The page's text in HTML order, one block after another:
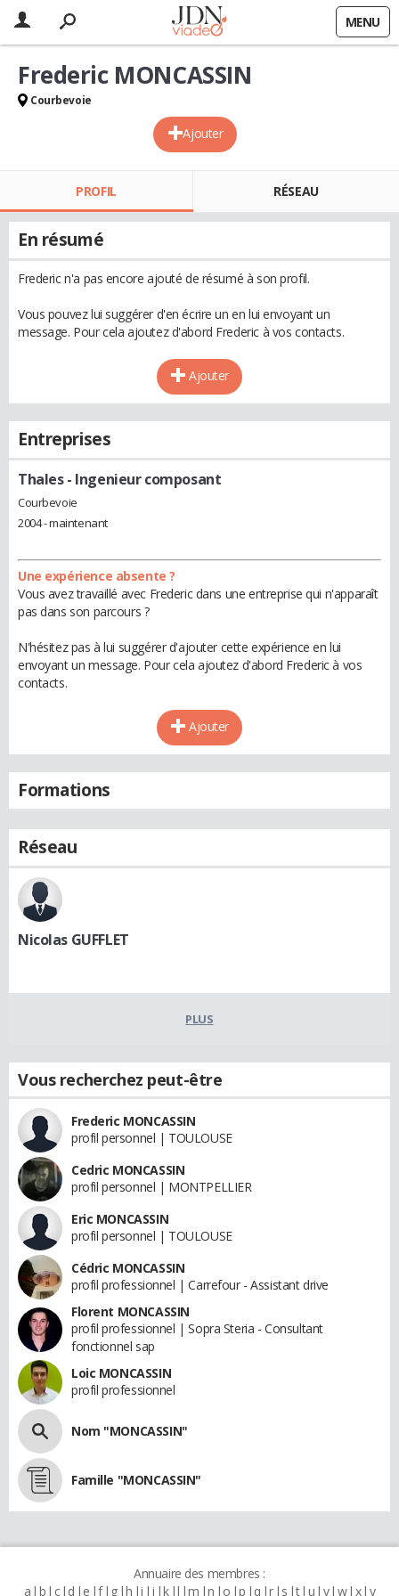
MENU
Ajouter
Frederic MONCASSIN
Courbevoie
PROFIL RÉSEAU
En résumé
Frederic n'a pas encore ajouté de résumé à son profil.
Vous pouvez lui suggérer d'en écrire un en lui envoyant un
message. Pour cela ajoutez d'abord Frederic à vos contacts.
Ajouter
Entreprises
Thales- Ingenieur composant
Courbevoie
2004 - maintenant
Une expérience absente ?
Vous avez travaillé avec Frederic dans une entreprise qui n'apparaît
pas dans son parcours ?
N'hésitez pas à lui suggérer d'ajouter cette expérience en lui
envoyant un message. Pour cela ajoutez d'abord Frederic à vos
contacts.
Ajouter
Formations
Réseau
Nicolas GUFFLET
PLUS
Vous recherchez peut-être
Frederic MONCASSIN
profil personnel | TOULOUSE
Cedric MONCASSIN
profil personnel | MONTPELLIER
Eric MONCASSIN
profil personnel | TOULOUSE
Cédric MONCASSIN
profil professionnel | Carrefour - Assistant drive
Florent MONCASSIN
profil professionnel | Sopra Steria - Consultant
fonctionnel sap
Loic MONCASSIN
profil professionnel
Nom "MONCASSIN"
Famille "MONCASSIN"
Annuaire des membres :
a b c d e f g h i j k l m n o p q r s t u v w x y